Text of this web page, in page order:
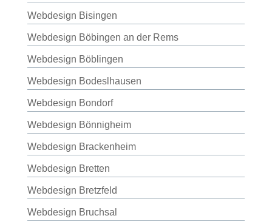
Webdesign Bisingen
Webdesign Böbingen an der Rems
Webdesign Böblingen
Webdesign Bodeslhausen
Webdesign Bondorf
Webdesign Bönnigheim
Webdesign Brackenheim
Webdesign Bretten
Webdesign Bretzfeld
Webdesign Bruchsal